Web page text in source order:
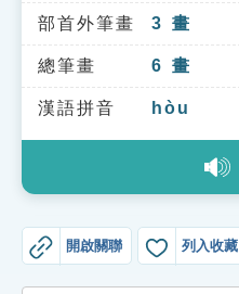
知識索引
單字索引
生命大百科索引
教學應用
貓頭鷹博士
部首外筆畫 3 畫
總筆畫 6 畫
漢語拼音 hòu
開啟關聯 列入收藏